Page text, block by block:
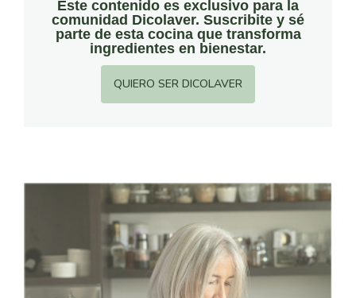
Este contenido es exclusivo para la
comunidad Dicolaver. Suscribite y sé
parte de esta cocina que transforma
ingredientes en bienestar.
QUIERO SER DICOLAVER